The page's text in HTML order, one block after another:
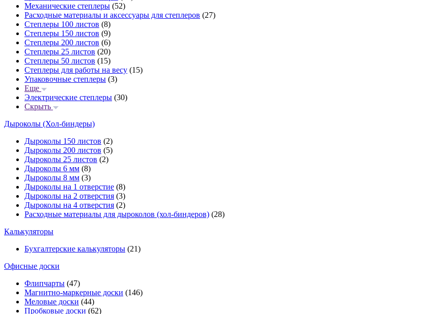
Механические степлеры (52)
Расходные материалы и аксессуары для степлеров (27)
Степлеры 100 листов (8)
Степлеры 150 листов (9)
Степлеры 200 листов (6)
Степлеры 25 листов (20)
Степлеры 50 листов (15)
Степлеры для работы на весу (15)
Упаковочные степлеры (3)
Еще
Электрические степлеры (30)
Скрыть
Дыроколы (Хол-биндеры)
Дыроколы 150 листов (2)
Дыроколы 200 листов (5)
Дыроколы 25 листов (2)
Дыроколы 6 мм (8)
Дыроколы 8 мм (3)
Дыроколы на 1 отверстие (8)
Дыроколы на 2 отверстия (3)
Дыроколы на 4 отверстия (2)
Расходные материалы для дыроколов (хол-биндеров) (28)
Калькуляторы
Бухгалтерские калькуляторы (21)
Офисные доски
Флипчарты (47)
Магнитно-маркерные доски (146)
Меловые доски (44)
Пробковые доски (62)